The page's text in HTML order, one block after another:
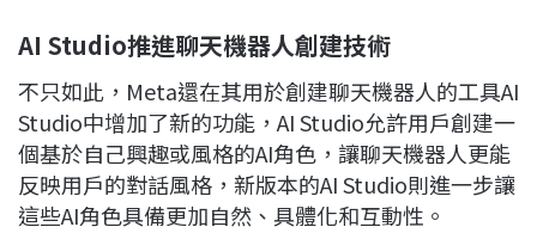
AI Studio推進聊天機器人創建技術
不只如此，Meta還在其用於創建聊天機器人的工具AI
Studio中增加了新的功能，AI Studio允許用戶創建一
個基於自己興趣或風格的AI角色，讓聊天機器人更能
反映用戶的對話風格，新版本的AI Studio則進一步讓
這些AI角色具備更加自然、具體化和互動性。